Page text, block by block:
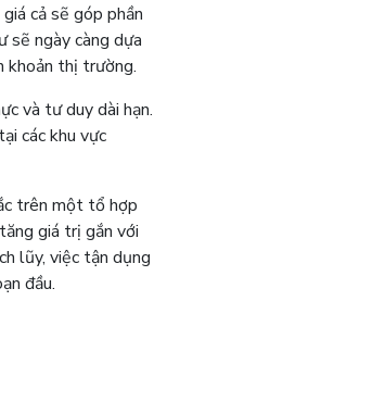
cả sẽ góp phần
sẽ ngày càng dựa
khoản thị trường.
và tư duy dài hạn.
các khu vực
trên một tổ hợp
giá trị gắn với
lũy, việc tận dụng
đầu.